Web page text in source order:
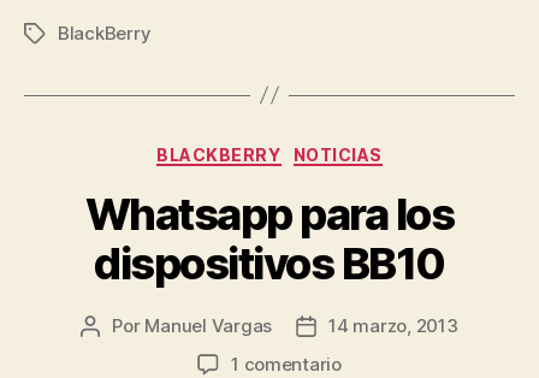
Etiquetas
BlackBerry
Categorías
BLACKBERRY NOTICIAS
Whatsapp para los
dispositivos BB10
Autor
Por Manuel Vargas
Fecha
de
14 marzo, 2013
1 comentarioen